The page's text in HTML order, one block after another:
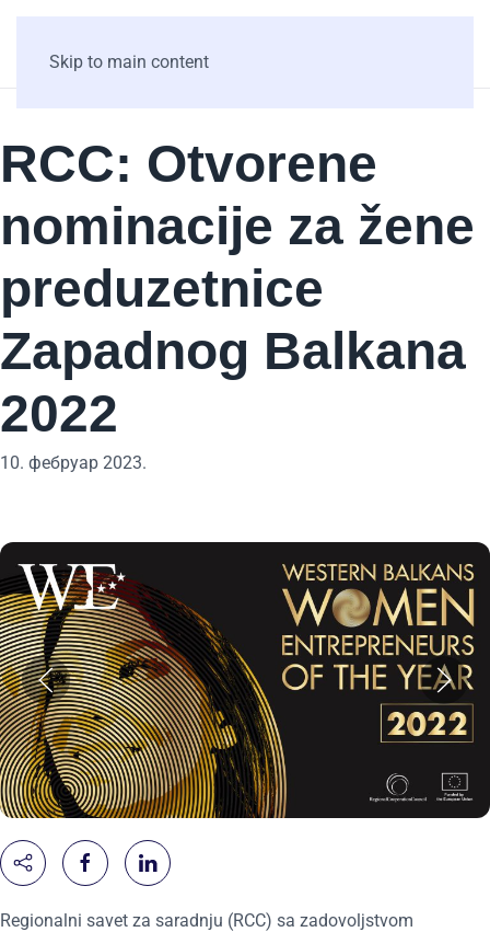
Skip to main content
RCC: Otvorene
nominacije za žene
preduzetnice
Zapadnog Balkana
2022
10. фебруар 2023.
Regionalni savet za saradnju (RCC) sa zadovoljstvom